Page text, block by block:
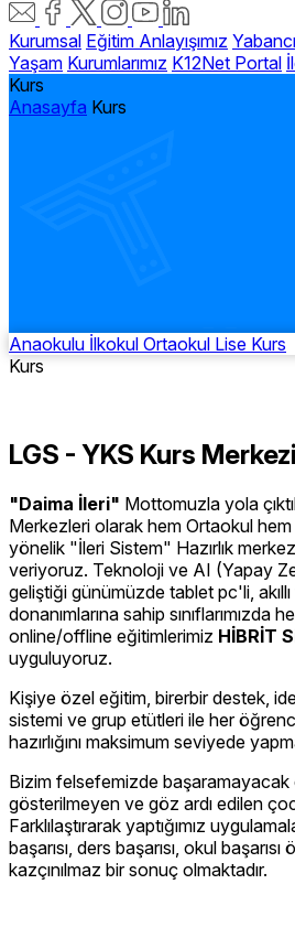
Kurumsal Eğitim Anlayışımız
Yaşam Kurumlarımız K12Net Portal
Kurs
Anasayfa Kurs
Anaokulu İlkokul Ortaokul Lise Kurs
Kurs
LGS - YKS Kurs Merkezi
"Daima İleri" Mottomuzla yola
Merkezleri olarak hem Ortaokul
yönelik "İleri Sistem" Hazırlık
veriyoruz. Teknoloji ve AI (Yapay
geliştiği günümüzde tablet pc'li,
donanımlarına sahip sınıflarımızda
online/offline eğitimlerimiz HİBRİT
uyguluyoruz.
Kişiye özel eğitim, birerbir destek,
sistemi ve grup etütleri ile her
hazırlığını maksimum seviyede
Bizim felsefemizde
gösterilmeyen ve göz ardı edilen
Farklılaştırarak yaptığımız
başarısı, ders başarısı, okul
kazçınılmaz bir sonuç olmaktadır.